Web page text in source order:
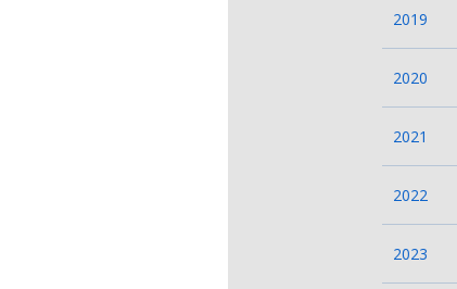
2019
2020
2021
2022
2023